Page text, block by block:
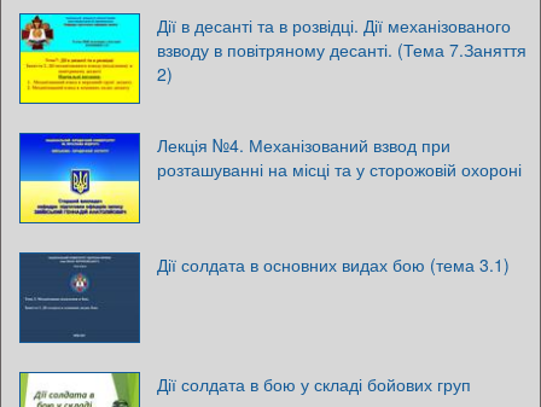
Дії в десанті та в розвідці. Дії механізованого
взводу в повітряному десанті. (Тема 7.Заняття
2)
Лекція №4. Механізований взвод при
розташуванні на місці та у сторожовій охороні
Дії солдата в основних видах бою (тема 3.1)
Дії солдата в бою у складі бойових груп